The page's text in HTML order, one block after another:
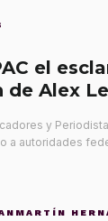
el
de Alex
y
a autoridades